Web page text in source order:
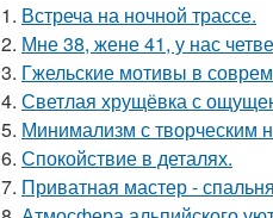
1. Встреча на ночной трассе.
2. Мне 38, жене 41, у нас
3. Гжельские мотивы в
4. Светлая хрущёвка с
5. Минимализм с творческим
6. Спокойствие в деталях.
7. Приватная мастер -